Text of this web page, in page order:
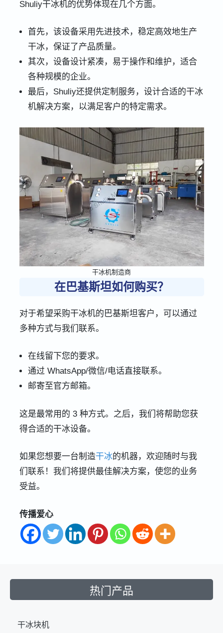
Shuliy干冰机的优势体现在几个方面。
首先，该设备采用先进技术，稳定高效地生产
干冰，保证了产品质量。
其次，设备设计紧凑，易于操作和维护，适合
各种规模的企业。
最后，Shuliy还提供定制服务，设计合适的干冰
机解决方案，以满足客户的特定需求。
干冰机制造商
在巴基斯坦如何购买？
对于希望采购干冰机的巴基斯坦客户，可以通过
多种方式与我们联系。
在线留下您的要求。
通过 WhatsApp/微信/电话直接联系。
邮寄至官方邮箱。
这是最常用的 3 种方式。之后，我们将帮助您获
得合适的干冰设备。
如果您想要一台制造干冰的机器，欢迎随时与我
们联系！我们将提供最佳解决方案，使您的业务
受益。
传播爱心
热门产品
干冰块机